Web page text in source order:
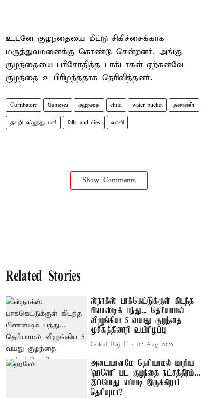
உடனே குழந்தையை மீட்டு சிகிச்சைக்காக
மருத்துவமனைக்கு கொண்டு சென்றனர். அங்கு
குழந்தையை பரிசோதித்த டாக்டர்கள் ஏற்கனவே
குழந்தை உயிரிழந்ததாக தெரிவித்தனர்.
Coimbatore கோவை குழந்தை child water bucket தண்ணீர்
தவறி விழுந்து பலி falls and dies வாளி
Show Comments
Related Stories
ஸ்நாக்ஸ் பாக்கெட்டுக்குள் கிடந்த
பிளாஸ்டிக் பந்து... தெரியாமல்
விழுங்கிய 5 வயது குழந்தை
மூச்சுத்திணறி உயிரிழப்பு
Gokul Raj B 02 Aug 2026
அடையாளமே தெரியாமல் மாறிய
'ஹலோ' பட குழந்தை நட்சத்திரம்...
இப்போது எப்படி இருக்கிறார்
தெரியுமா?